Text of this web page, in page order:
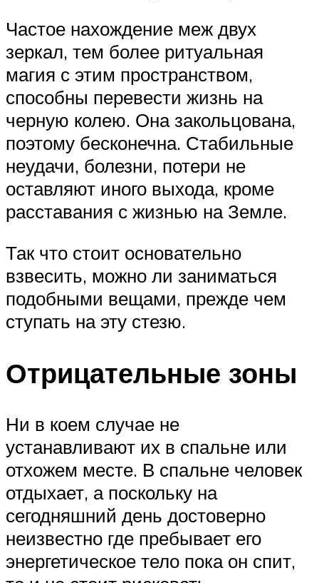
Частое нахождение меж двух
зеркал, тем более ритуальная
магия с этим пространством,
способны перевести жизнь на
черную колею. Она закольцована,
поэтому бесконечна. Стабильные
неудачи, болезни, потери не
оставляют иного выхода, кроме
расставания с жизнью на Земле.
Так что стоит основательно
взвесить, можно ли заниматься
подобными вещами, прежде чем
ступать на эту стезю.
Отрицательные зоны
Ни в коем случае не
устанавливают их в спальне или
отхожем месте. В спальне человек
отдыхает, а поскольку на
сегодняшний день достоверно
неизвестно где пребывает его
энергетическое тело пока он спит,